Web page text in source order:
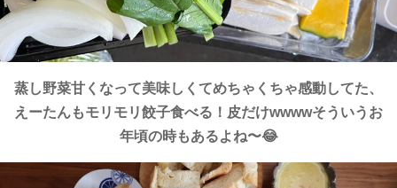
蒸し野菜甘くなって美味しくてめちゃくちゃ感動してた、
えーたんもモリモリ餃子食べる！皮だけwwwwそういうお
年頃の時もあるよね〜😂